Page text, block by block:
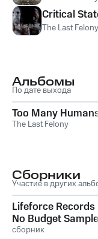
Critical
The Last Felony
Альбомы
По дате выхода
Too Many
The Last Felony
Сборники
Участие в других
Lifeforce Records
No Budget Sampler
2012
сборник